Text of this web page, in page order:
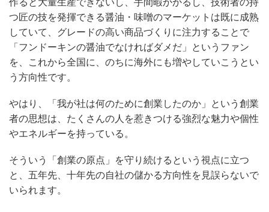
つ匠の技を発揮できる醤油・味噌のマーケットは既に成熟
していて、グレードの高い商品づくりに注力することで
「フンドーキンの醤油でなければダメだ」というファン
を、これから全国に、のちに海外にも増やしていこうとい
う方向性です。
やはり、「我が社は何のために創業したのか」という創業
者の思想は、たくさんの人を惹きつける強烈な魅力や個性
やエネルギーを持っている。
そういう「創業の原点」を守り続けるという視点に立つ
と、五年先、十年先の自社の儲かる方向性を見誤らないで
いられます。